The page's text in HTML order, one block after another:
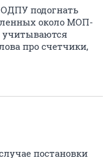
подогнать
около МОП-
учитываются
про счетчики,
постановки